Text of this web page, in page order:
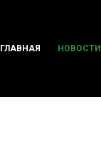
ГЛАВНАЯ НОВОСТИ